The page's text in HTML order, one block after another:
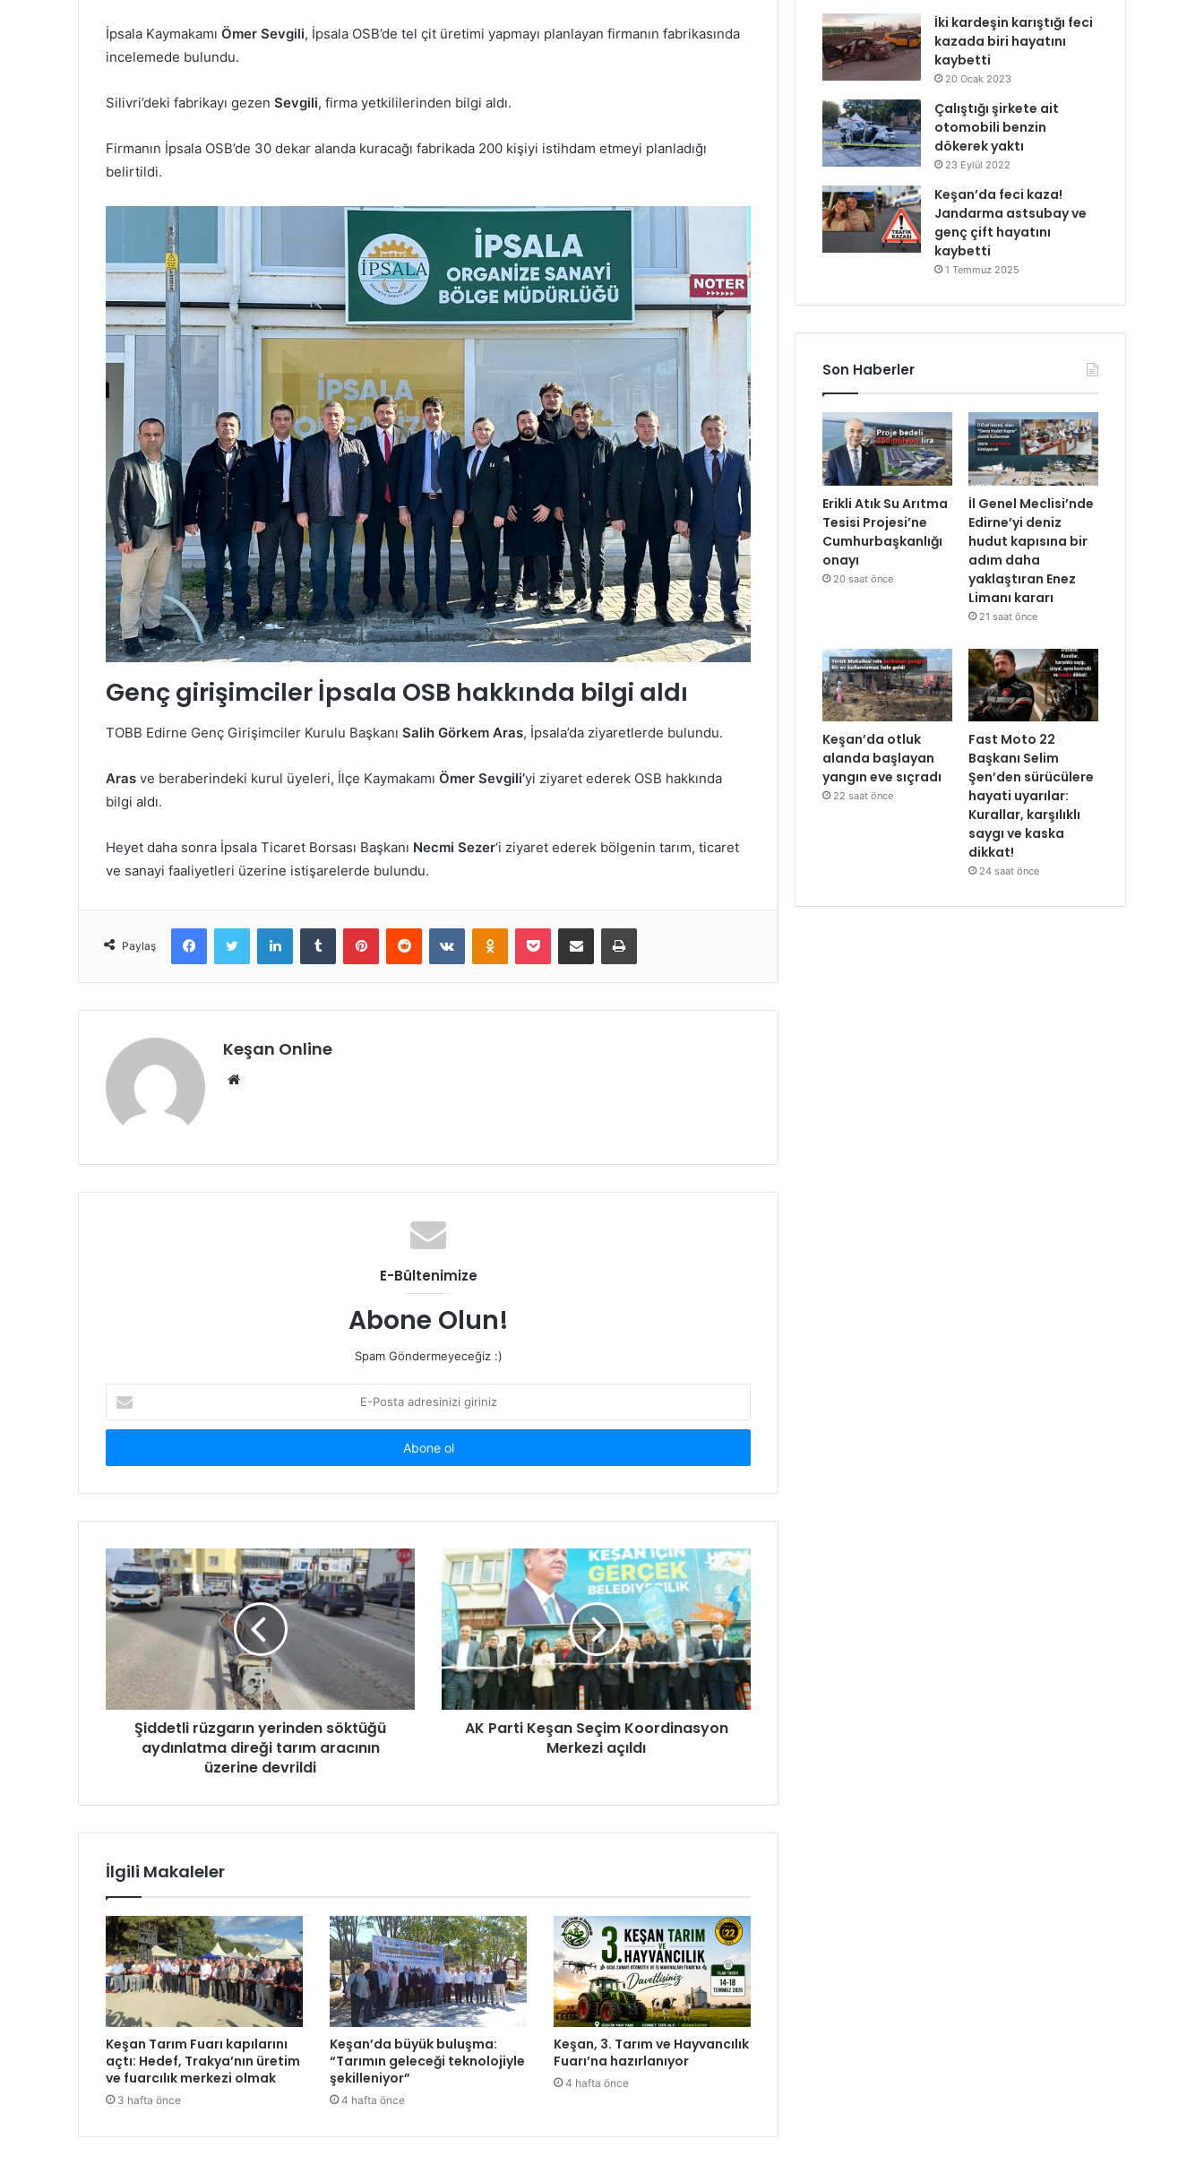
İpsala Kaymakamı Ömer Sevgili, İpsala OSB’de tel çit üretimi yapmayı planlayan firmanın fabrikasında
incelemede bulundu.
Silivri’deki fabrikayı gezen Sevgili, firma yetkililerinden bilgi aldı.
Firmanın İpsala OSB’de 30 dekar alanda kuracağı fabrikada 200 kişiyi istihdam etmeyi planladığı
belirtildi.
Genç girişimciler İpsala OSB hakkında bilgi aldı
TOBB Edirne Genç Girişimciler Kurulu Başkanı Salih Görkem Aras, İpsala’da ziyaretlerde bulundu.
Aras ve beraberindeki kurul üyeleri, İlçe Kaymakamı Ömer Sevgili’yi ziyaret ederek OSB hakkında
bilgi aldı.
Heyet daha sonra İpsala Ticaret Borsası Başkanı Necmi Sezer‘i ziyaret ederek bölgenin tarım, ticaret
ve sanayi faaliyetleri üzerine istişarelerde bulundu.
Paylaş
FacebookTwitter LinkedInTumblr PinterestReddit VKontakteOdnoklassniki
Pocket E-Posta ile paylaş Yazdır
Keşan Online
Web
E-Bültenimize
Abone Olun!
Spam Göndermeyeceğiz :)
Posta
adresinizi
Şiddetli rüzgarın yerinden söktüğü
aydınlatma direği tarım aracının
üzerine devrildi
AK Parti Keşan Seçim Koordinasyon
Merkezi açıldı
İlgili Makaleler
Keşan Tarım Fuarı kapılarını
açtı: Hedef, Trakya’nın üretim
ve fuarcılık merkezi olmak
3 hafta önce
Keşan’da büyük buluşma:
“Tarımın geleceği teknolojiyle
şekilleniyor”
4 hafta önce
Keşan, 3. Tarım ve Hayvancılık
Fuarı’na hazırlanıyor
4 hafta önce
İki kardeşin karıştığı feci
kazada biri hayatını
kaybetti
20 Ocak 2023
Çalıştığı şirkete ait
otomobili benzin
dökerek yaktı
23 Eylül 2022
Keşan’da feci kaza!
Jandarma astsubay ve
genç çift hayatını
kaybetti
1 Temmuz 2025
Son Haberler
Erikli Atık Su Arıtma
Tesisi Projesi’ne
Cumhurbaşkanlığı
onayı
20 saat önce
İl Genel Meclisi’nde
Edirne’yi deniz
hudut kapısına bir
adım daha
yaklaştıran Enez
Limanı kararı
21 saat önce
Keşan’da otluk
alanda başlayan
yangın eve sıçradı
22 saat önce
Fast Moto 22
Başkanı Selim
Şen’den sürücülere
hayati uyarılar:
Kurallar, karşılıklı
saygı ve kaska
dikkat!
24 saat önce